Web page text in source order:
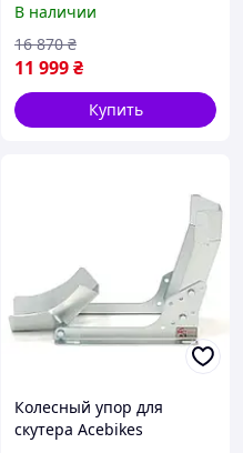
20608
В наличии
11 999₴
16 870 ₴
Купить
Колесный упор для
скутера Acebikes